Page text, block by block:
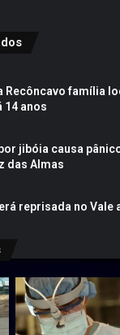
Recôncavo família
14 anos
jibóia causa
das Almas
reprisada no Vale